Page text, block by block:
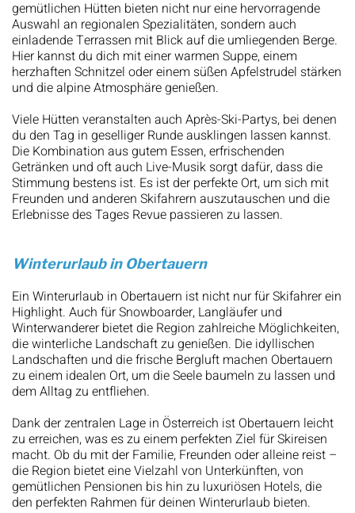
gemütlichen Hütten bieten nicht nur eine hervorragende
Auswahl an regionalen Spezialitäten, sondern auch
einladende Terrassen mit Blick auf die umliegenden Berge.
Hier kannst du dich mit einer warmen Suppe, einem
herzhaften Schnitzel oder einem süßen Apfelstrudel stärken
und die alpine Atmosphäre genießen.
Viele Hütten veranstalten auch Après-Ski-Partys, bei denen
du den Tag in geselliger Runde ausklingen lassen kannst.
Die Kombination aus gutem Essen, erfrischenden
Getränken und oft auch Live-Musik sorgt dafür, dass die
Stimmung bestens ist. Es ist der perfekte Ort, um sich mit
Freunden und anderen Skifahrern auszutauschen und die
Erlebnisse des Tages Revue passieren zu lassen.
Winterurlaub in Obertauern
Ein Winterurlaub in Obertauern ist nicht nur für Skifahrer ein
Highlight. Auch für Snowboarder, Langläufer und
Winterwanderer bietet die Region zahlreiche Möglichkeiten,
die winterliche Landschaft zu genießen. Die idyllischen
Landschaften und die frische Bergluft machen Obertauern
zu einem idealen Ort, um die Seele baumeln zu lassen und
dem Alltag zu entfliehen.
Dank der zentralen Lage in Österreich ist Obertauern leicht
zu erreichen, was es zu einem perfekten Ziel für Skireisen
macht. Ob du mit der Familie, Freunden oder alleine reist –
die Region bietet eine Vielzahl von Unterkünften, von
gemütlichen Pensionen bis hin zu luxuriösen Hotels, die
den perfekten Rahmen für deinen Winterurlaub bieten.